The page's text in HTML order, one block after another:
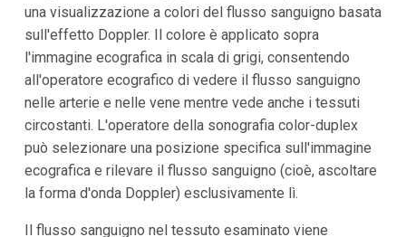
una visualizzazione a colori del flusso sanguigno basata
sull'effetto Doppler. Il colore è applicato sopra
l'immagine ecografica in scala di grigi, consentendo
all'operatore ecografico di vedere il flusso sanguigno
nelle arterie e nelle vene mentre vede anche i tessuti
circostanti. L'operatore della sonografia color-duplex
può selezionare una posizione specifica sull'immagine
ecografica e rilevare il flusso sanguigno (cioè, ascoltare
la forma d'onda Doppler) esclusivamente lì.
Il flusso sanguigno nel tessuto esaminato viene